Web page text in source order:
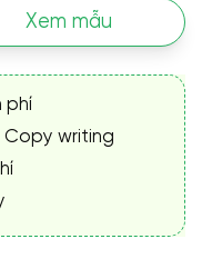
Xem mẫu
phí
Copy writing